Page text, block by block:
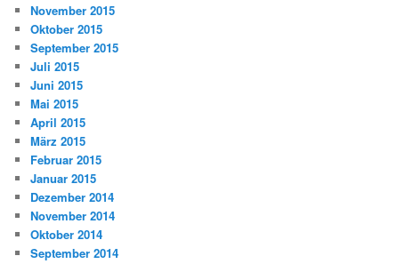
November 2015
Oktober 2015
September 2015
Juli 2015
Juni 2015
Mai 2015
April 2015
März 2015
Februar 2015
Januar 2015
Dezember 2014
November 2014
Oktober 2014
September 2014